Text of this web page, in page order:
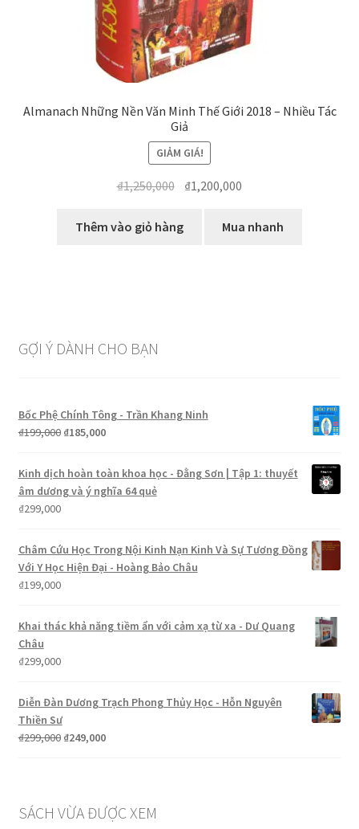
Almanach Những Nền Văn Minh Thế Giới 2018 – Nhiều Tác
Giả
GIẢM GIÁ!
₫1,250,000 Giá
là:
₫1,200,000
tại
Thêm vào giỏ hàng Mua nhanh
GỢI Ý DÀNH CHO BẠN
Bốc Phệ Chính Tông - Trần Khang Ninh
₫199,000 Giá
là:
₫199,000.
₫185,000Giá
tại
là:
₫185,000.
Kinh dịch hoàn toàn khoa học - Đằng Sơn | Tập 1: thuyết
âm dương và ý nghĩa 64 quẻ
₫299,000
Châm Cứu Học Trong Nội Kinh Nạn Kinh Và Sự Tương Đồng
Với Y Học Hiện Đại - Hoàng Bảo Châu
₫199,000
Khai thác khả năng tiềm ẩn với cảm xạ từ xa - Dư Quang
Châu
₫299,000
Diễn Đàn Dương Trạch Phong Thủy Học - Hỗn Nguyên
Thiền Sư
₫299,000 Giá
₫249,000Giá
₫249,000.
SÁCH VỪA ĐƯỢC XEM